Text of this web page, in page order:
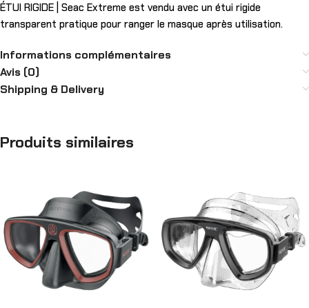
ÉTUI RIGIDE | Seac Extreme est vendu avec un étui rigide
transparent pratique pour ranger le masque après utilisation.
Informations complémentaires
Avis (0)
Shipping & Delivery
Produits similaires